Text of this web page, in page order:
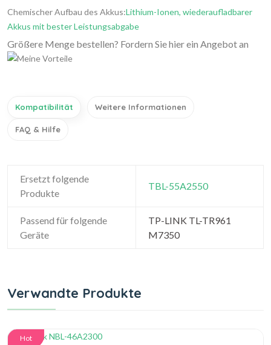
Chemischer Aufbau des Akkus:Lithium-Ionen, wiederaufladbarer
Akkus mit bester Leistungsabgabe
Größere Menge bestellen? Fordern Sie hier ein Angebot an
Kompatibilität Weitere Informationen
FAQ & Hilfe
Ersetzt folgende
Produkte
TBL-55A2550
Passend für folgende
Geräte
TP-LINK TL-TR961
M7350
Verwandte Produkte
Hot